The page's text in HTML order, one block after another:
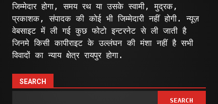
जिम्मेदार होगा, समय रथ या उसके स्वामी, मुद्रक,
प्रकाशक, संपादक की कोई भी जिम्मेदारी नहीं होगी. न्यूज़
वेबसाइट में ली गई कुछ फोटो इन्टरनेट से ली जाती है
जिनमे किसी कापीराइट के उल्लंघन की मंशा नहीं है सभी
विवादों का न्याय क्षेत्र रायपुर होगा.
SEARCH
SEARCH